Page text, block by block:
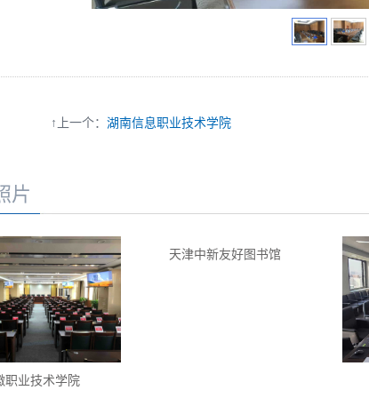
↑上一个： 湖南信息职业技术学院
片
职业技术学院
天津中新友好图书馆